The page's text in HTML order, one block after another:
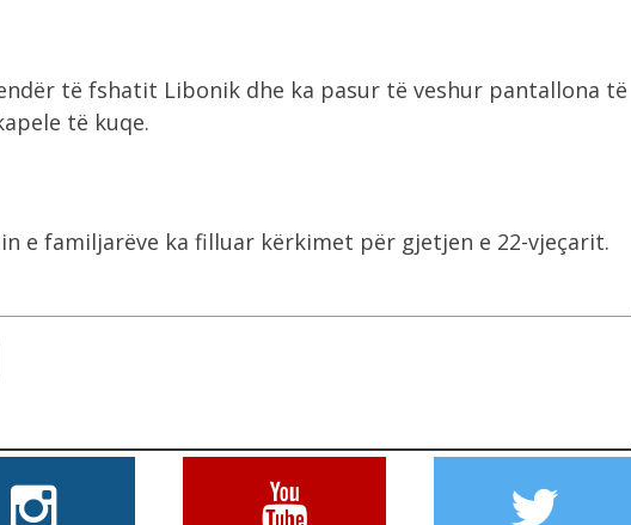
të fshatit Libonik dhe ka pasur të veshur pantallona të
të kuqe.
e familjarëve ka filluar kërkimet për gjetjen e 22-vjeçarit.